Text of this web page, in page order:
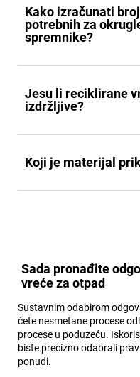
Kako izračunati
potrebnih za
spremnike?
Jesu li reciklirane
izdržljive?
Koji je materijal
Sada pronađite
vreće za otpad
Sustavnim odabirom
ćete nesmetane procese
procese u poduzeću.
biste precizno odabrali
ponudi.